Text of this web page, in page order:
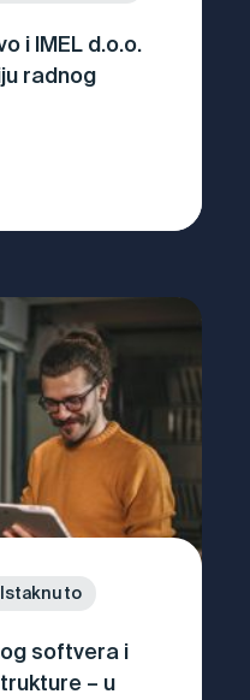
i IMEL d.o.o.
radnog
Istaknuto
softvera i
– u